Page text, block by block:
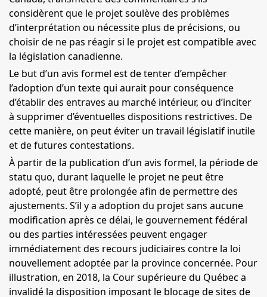
considèrent que le projet soulève des problèmes
d’interprétation ou nécessite plus de précisions, ou
choisir de ne pas réagir si le projet est compatible avec
la législation canadienne.
Le but d’un avis formel est de tenter d’empêcher
l’adoption d’un texte qui aurait pour conséquence
d’établir des entraves au marché intérieur, ou d’inciter
à supprimer d’éventuelles dispositions restrictives. De
cette manière, on peut éviter un travail législatif inutile
et de futures contestations.
À partir de la publication d’un avis formel, la période de
statu quo, durant laquelle le projet ne peut être
adopté, peut être prolongée afin de permettre des
ajustements. S’il y a adoption du projet sans aucune
modification après ce délai, le gouvernement fédéral
ou des parties intéressées peuvent engager
immédiatement des recours judiciaires contre la loi
nouvellement adoptée par la province concernée. Pour
illustration, en 2018, la Cour supérieure du Québec a
invalidé la disposition imposant le blocage de sites de